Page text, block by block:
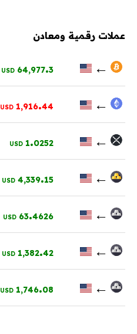
عملات رقمية ومعادن
←
64,977.3
USD
←
1,916.44
USD
←
1.0252
USD
←
4,339.15
USD
←
63.4626
USD
←
1,382.42
USD
←
1,746.08
USD